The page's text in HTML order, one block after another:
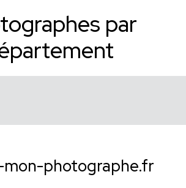
par
photographe.fr